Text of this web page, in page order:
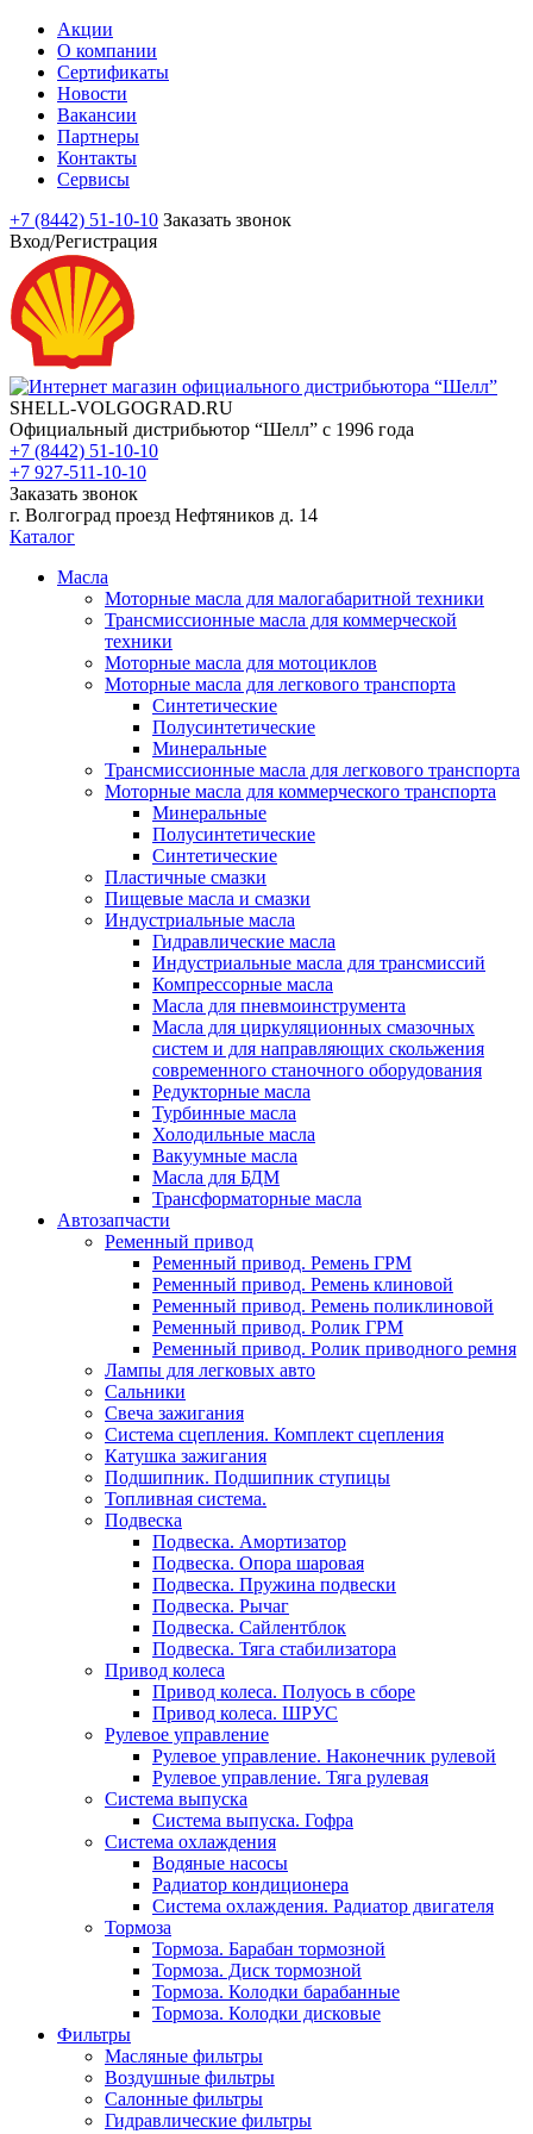
Акции
О компании
Сертификаты
Новости
Вакансии
Партнеры
Контакты
Сервисы
+7 (8442) 51-10-10 Заказать звонок
Вход/Регистрация
SHELL-VOLGOGRAD.RU
Официальный дистрибьютор “Шелл” с 1996 года
+7 (8442) 51-10-10
+7 927-511-10-10
Заказать звонок
г. Волгоград проезд Нефтяников д. 14
Каталог
Масла
Моторные масла для малогабаритной техники
Трансмиссионные масла для коммерческой
техники
Моторные масла для мотоциклов
Моторные масла для легкового транспорта
Синтетические
Полусинтетические
Минеральные
Трансмиссионные масла для легкового транспорта
Моторные масла для коммерческого транспорта
Минеральные
Полусинтетические
Синтетические
Пластичные смазки
Пищевые масла и смазки
Индустриальные масла
Гидравлические масла
Индустриальные масла для трансмиссий
Компрессорные масла
Масла для пневмоинструмента
Масла для циркуляционных смазочных
систем и для направляющих скольжения
современного станочного оборудования
Редукторные масла
Турбинные масла
Холодильные масла
Вакуумные масла
Масла для БДМ
Трансформаторные масла
Автозапчасти
Ременный привод
Ременный привод. Ремень ГРМ
Ременный привод. Ремень клиновой
Ременный привод. Ремень поликлиновой
Ременный привод. Ролик ГРМ
Ременный привод. Ролик приводного ремня
Лампы для легковых авто
Сальники
Свеча зажигания
Система сцепления. Комплект сцепления
Катушка зажигания
Подшипник. Подшипник ступицы
Топливная система.
Подвеска
Подвеска. Амортизатор
Подвеска. Опора шаровая
Подвеска. Пружина подвески
Подвеска. Рычаг
Подвеска. Сайлентблок
Подвеска. Тяга стабилизатора
Привод колеса
Привод колеса. Полуось в сборе
Привод колеса. ШРУС
Рулевое управление
Рулевое управление. Наконечник рулевой
Рулевое управление. Тяга рулевая
Система выпуска
Система выпуска. Гофра
Система охлаждения
Водяные насосы
Радиатор кондиционера
Система охлаждения. Радиатор двигателя
Тормоза
Тормоза. Барабан тормозной
Тормоза. Диск тормозной
Тормоза. Колодки барабанные
Тормоза. Колодки дисковые
Фильтры
Масляные фильтры
Воздушные фильтры
Салонные фильтры
Гидравлические фильтры